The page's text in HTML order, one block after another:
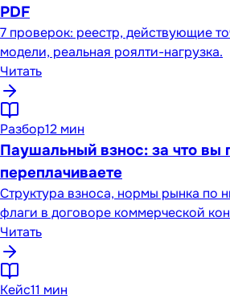
PDF
7 проверок: реестр, действующие
модели, реальная роялти-нагрузка.
Читать
Разбор12 мин
Паушальный взнос: за что вы
переплачиваете
Структура взноса, нормы рынка по
флаги в договоре коммерческой
Читать
Кейс11 мин